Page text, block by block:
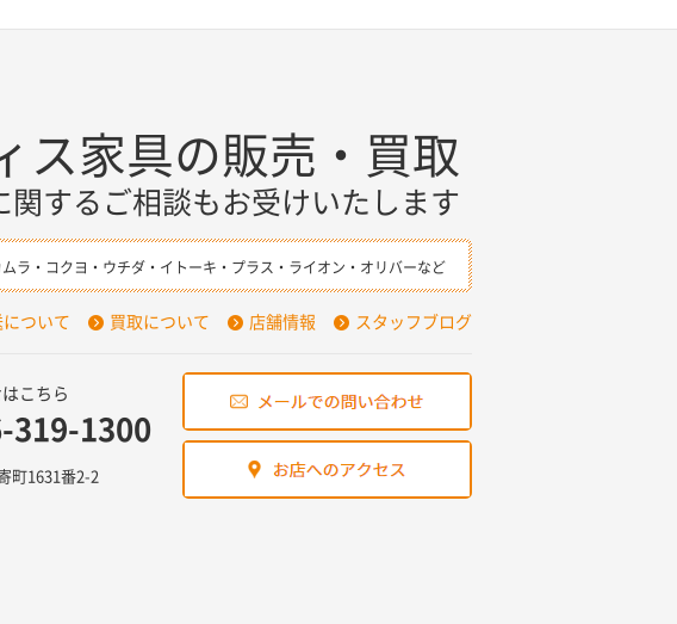
ス家具の販売・買取
関するご相談もお受けいたします
ムラ・コクヨ・ウチダ・イトーキ・プラス・ライオン・オリバーなど
ついて 買取について 店舗情報 スタッフブログ
こちら
319-1300
町1631番2-2